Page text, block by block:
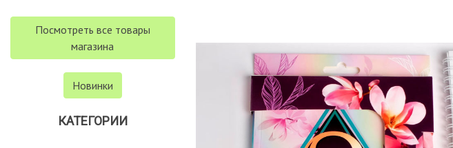
Посмотреть все товары
магазина
Новинки
КАТЕГОРИИ